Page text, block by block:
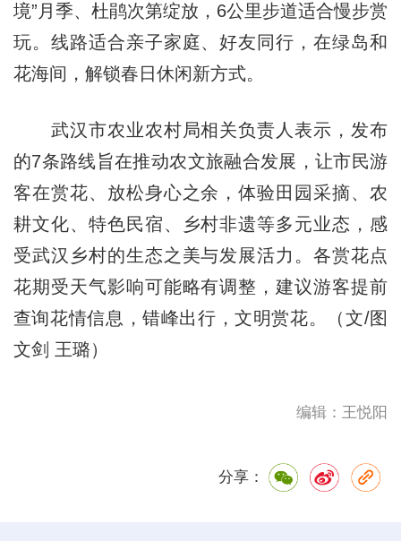
境”月季、杜鹃次第绽放，6公里步道适合慢步赏
玩。线路适合亲子家庭、好友同行，在绿岛和
花海间，解锁春日休闲新方式。
武汉市农业农村局相关负责人表示，发布
的7条路线旨在推动农文旅融合发展，让市民游
客在赏花、放松身心之余，体验田园采摘、农
耕文化、特色民宿、乡村非遗等多元业态，感
受武汉乡村的生态之美与发展活力。各赏花点
花期受天气影响可能略有调整，建议游客提前
查询花情信息，错峰出行，文明赏花。（文/图
文剑 王璐）
编辑：王悦阳
分享：